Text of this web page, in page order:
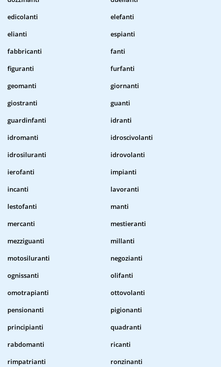
edicolanti
elefanti
elianti
espianti
fabbricanti
fanti
figuranti
furfanti
geomanti
giornanti
giostranti
guanti
guardinfanti
idranti
idromanti
idroscivolanti
idrosiluranti
idrovolanti
ierofanti
impianti
incanti
lavoranti
lestofanti
manti
mercanti
mestieranti
mezziguanti
millanti
motosiluranti
negozianti
ognissanti
olifanti
omotrapianti
ottovolanti
pensionanti
pigionanti
principianti
quadranti
rabdomanti
ricanti
rimpatrianti
ronzinanti